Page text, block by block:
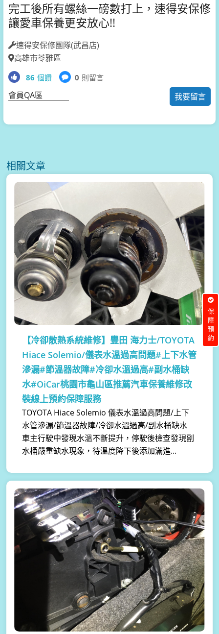
完工後所有螺絲一磅數打上，速得安保修
讓愛車保養更安放心!!
速得安保修團隊(武昌店)
高雄市苓雅區
86 個讚 0 則留言
我要留言
會員QA區
相關文章
【冷卻散熱系統維修】 豐田 海力士/TOYOTA
Hiace Solemio/儀表水溫過高問題#上下水管
滲漏#節溫器故障#冷卻水溫過高#副水桶缺
水#OiCar桃園市龜山區推薦汽車保養維修改
裝線上預約保障服務
TOYOTA Hiace Solemio 儀表水溫過高問題/上下
水管滲漏/節溫器故障/冷卻水溫過高/副水桶缺水
車主行駛中發現水溫不斷提升，停駛後檢查發現副
水桶嚴重缺水現象，待溫度降下後添加滿進...
保障預約